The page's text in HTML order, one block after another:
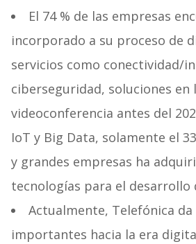
El 74 % de las empresas
incorporado a su proceso de
servicios como conectividad/
ciberseguridad, soluciones en
videoconferencia antes del
IoT y Big Data, solamente el
y grandes empresas ha
tecnologías para el desarrollo
Actualmente, Telefónica da
importantes hacia la era